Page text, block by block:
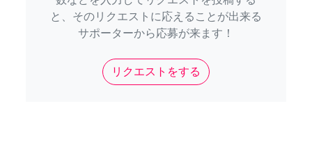
と、そのリクエストに応えることが出来る
サポーターから応募が来ます！
リクエストをする